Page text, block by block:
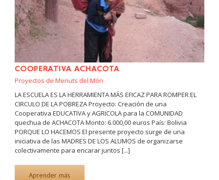
COOPERATIVA ACHACOTA
Proyectos de Menuts del Món
LA ESCUELA ES LA HERRAMIENTA MÁS EFICAZ PARA ROMPER EL
CIRCULO DE LA POBREZA Proyecto: Creación de una
Cooperativa EDUCATIVA y AGRICOLA para la COMUNIDAD
quechua de ACHACOTA Monto: 6.000,00 euros País: Bolivia
PORQUE LO HACEMOS El presente proyecto surge de una
iniciativa de las MADRES DE LOS ALUMOS de organizarse
colectivamente para encarar juntos [...]
Aprender más